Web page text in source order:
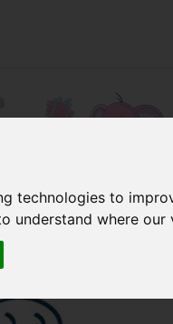
technologies to
understand where
bij de groothandel